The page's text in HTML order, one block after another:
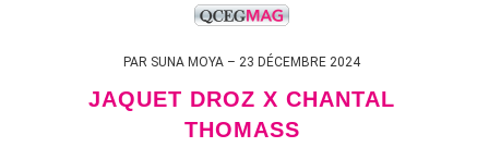
PAR SUNA MOYA – 23 DÉCEMBRE 2024
JAQUET DROZ X CHANTAL
THOMASS